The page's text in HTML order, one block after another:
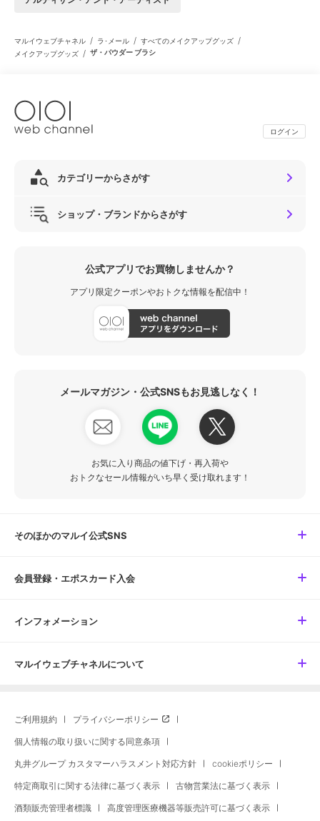
マルイウェブチャネル / ラ･メール / すべてのメイクアップグッズ /
メイクアップグッズ / ザ・パウダー ブラシ
ログイン
カテゴリーからさがす
ショップ・ブランドからさがす
公式アプリでお買物しませんか？
アプリ限定クーポンやおトクな情報を配信中！
メールマガジン・公式SNSもお見逃しなく！
お気に入り商品の値下げ・再入荷や
おトクなセール情報がいち早く受け取れます！
そのほかのマルイ公式SNS
会員登録・エポスカード入会
インフォメーション
マルイウェブチャネルについて
ご利用規約 プライバシーポリシー
個人情報の取り扱いに関する同意条項
丸井グループ カスタマーハラスメント対応方針 cookieポリシー
特定商取引に関する法律に基づく表示 古物営業法に基づく表示
酒類販売管理者標識 高度管理医療機器等販売許可に基づく表示